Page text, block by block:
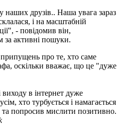
наших друзів.. Наша увага зараз
і на масштабній
- повідомив він,
за активні пошуки.
про те, хто саме
оскільки вважає, що це "дуже
в інтернет дуже
хто турбується і намагається
та попросив мислити позитивно.